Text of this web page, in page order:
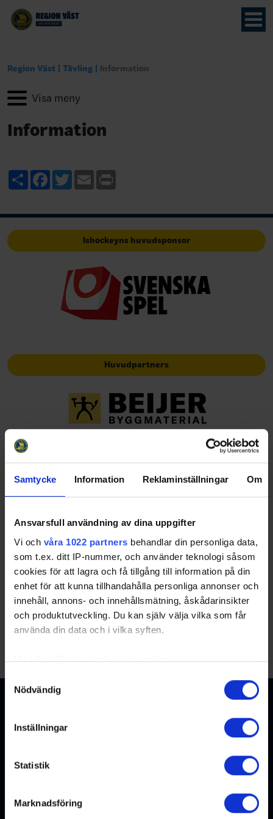
Samtycke Information Reklaminställningar Om
Ansvarsfull användning av dina uppgifter
Vi och våra 1022 partners behandlar din personliga data,
som t.ex. ditt IP-nummer, och använder teknologi såsom
cookies för att lagra och få tillgång till information på din
enhet för att kunna tillhandahålla personliga annonser och
innehåll, annons- och innehållsmätning, åskådarinsikter
och produktutveckling. Du kan själv välja vilka som får
använda din data och i vilka syften.
Med din tillåtelse skulle vi även vilja:
som kan ha en noggrannhet på upp till flera meter
Ta reda på mer om hur dina personliga uppgifter
Du kan ändra eller dra tillbaka ditt samtycke när som
Vi använder enhetsidentifierare för att anpassa innehållet
Samtyckesval
Nödvändig
Inställningar
Statistik
Marknadsföring
Region Väst Tävling Information
Information
ShareFacebook
TwitterEmail
Ishockeyns huvudsponsor
Huvudpartners
Partners
Kontakta oss